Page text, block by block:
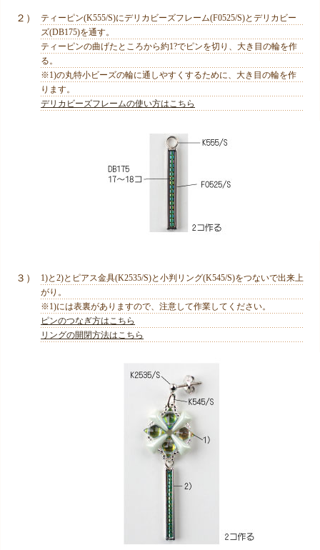
２）
ティーピン(K555/S)にデリカビーズフレーム(F0525/S)とデリカビー
ズ(DB175)を通す。
ティーピンの曲げたところから約1?でピンを切り、大き目の輪を作
る。
※1)の丸特小ビーズの輪に通しやすくするために、大き目の輪を作
ります。
デリカビーズフレームの使い方はこちら
３）
1)と2)とピアス金具(K2535/S)と小判リング(K545/S)をつないで出来上
がり。
※1)には表裏がありますので、注意して作業してください。
ピンのつなぎ方はこちら
リングの開閉方法はこちら